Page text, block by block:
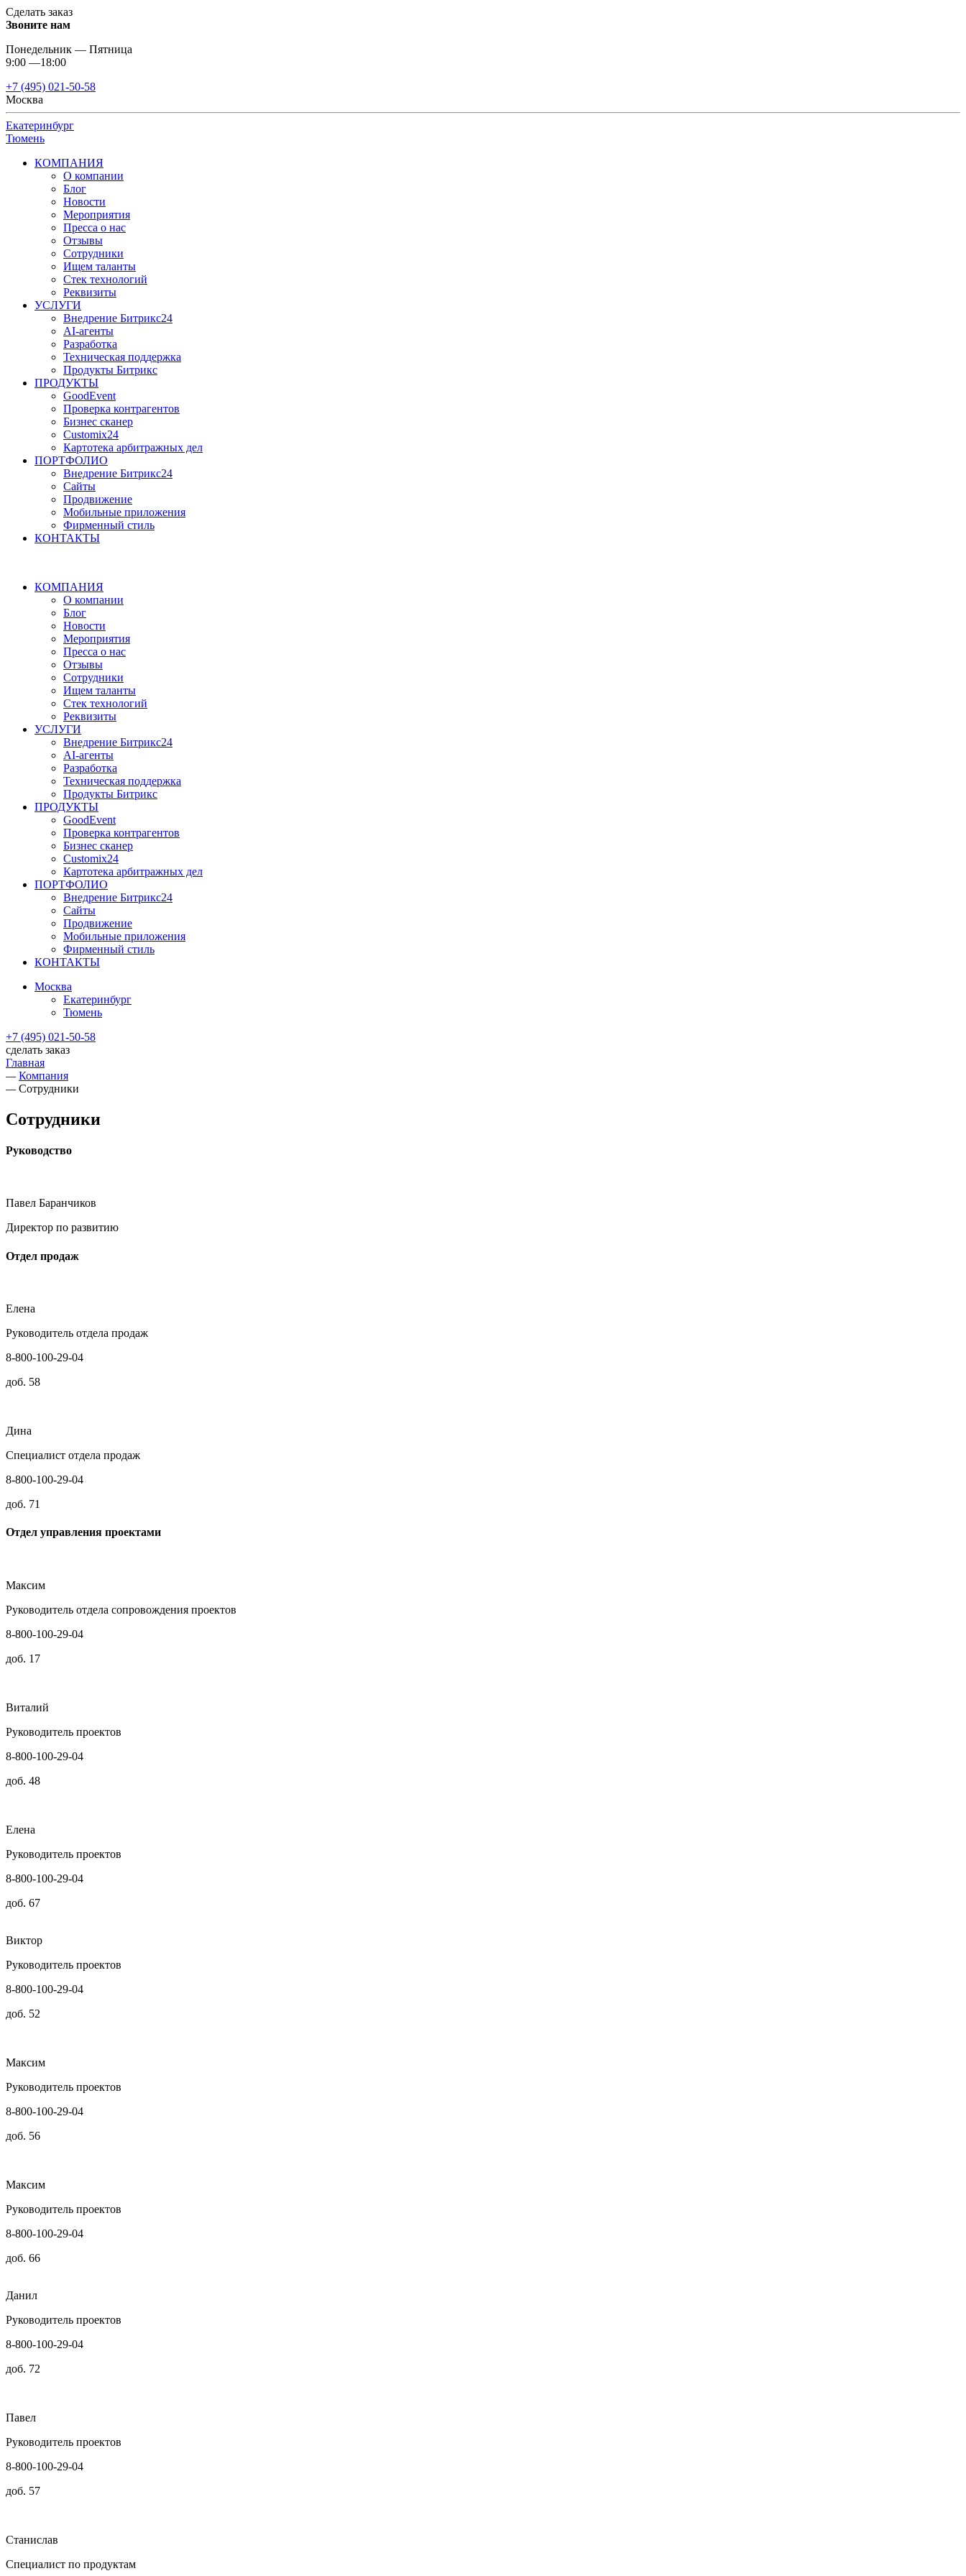
Сделать заказ
Звоните нам
Понедельник — Пятница
9:00 —18:00
+7 (495) 021-50-58
Москва
Екатеринбург
Тюмень
КОМПАНИЯ
О компании
Блог
Новости
Мероприятия
Пресса о нас
Отзывы
Сотрудники
Ищем таланты
Стек технологий
Реквизиты
УСЛУГИ
Внедрение Битрикс24
AI-агенты
Разработка
Техническая поддержка
Продукты Битрикс
ПРОДУКТЫ
GoodEvent
Проверка контрагентов
Бизнес сканер
Customix24
Картотека арбитражных дел
ПОРТФОЛИО
Внедрение Битрикс24
Сайты
Продвижение
Мобильные приложения
Фирменный стиль
КОНТАКТЫ
КОМПАНИЯ
О компании
Блог
Новости
Мероприятия
Пресса о нас
Отзывы
Сотрудники
Ищем таланты
Стек технологий
Реквизиты
УСЛУГИ
Внедрение Битрикс24
AI-агенты
Разработка
Техническая поддержка
Продукты Битрикс
ПРОДУКТЫ
GoodEvent
Проверка контрагентов
Бизнес сканер
Customix24
Картотека арбитражных дел
ПОРТФОЛИО
Внедрение Битрикс24
Сайты
Продвижение
Мобильные приложения
Фирменный стиль
КОНТАКТЫ
Москва
Екатеринбург
Тюмень
+7 (495) 021-50-58
сделать заказ
Главная
— Компания
— Сотрудники
Сотрудники
Руководство
Павел Баранчиков
Директор по развитию
Отдел продаж
Елена
Руководитель отдела продаж
8-800-100-29-04
доб. 58
Дина
Специалист отдела продаж
8-800-100-29-04
доб. 71
Отдел управления проектами
Максим
Руководитель отдела сопровождения проектов
8-800-100-29-04
доб. 17
Виталий
Руководитель проектов
8-800-100-29-04
доб. 48
Елена
Руководитель проектов
8-800-100-29-04
доб. 67
Виктор
Руководитель проектов
8-800-100-29-04
доб. 52
Максим
Руководитель проектов
8-800-100-29-04
доб. 56
Максим
Руководитель проектов
8-800-100-29-04
доб. 66
Данил
Руководитель проектов
8-800-100-29-04
доб. 72
Павел
Руководитель проектов
8-800-100-29-04
доб. 57
Станислав
Специалист по продуктам